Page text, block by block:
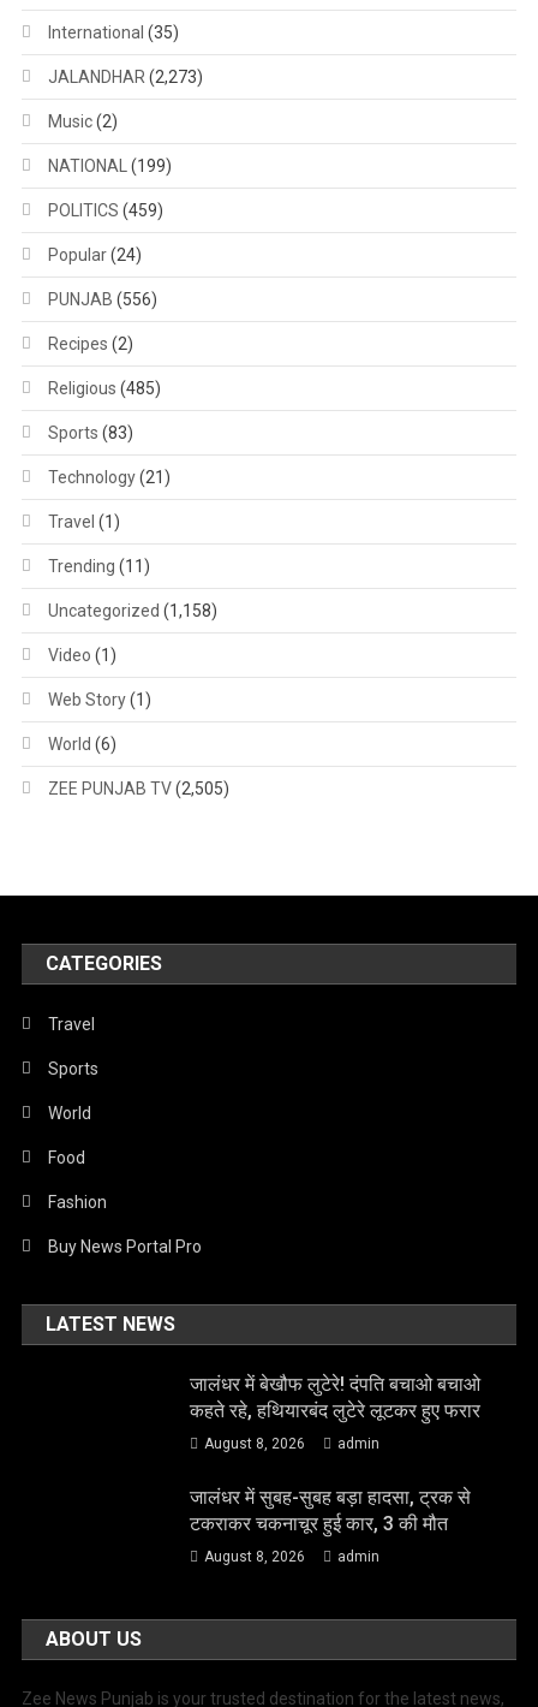
International (35)
JALANDHAR(2,273)
Music(2)
NATIONAL(199)
POLITICS (459)
Popular(24)
PUNJAB (556)
Recipes (2)
Religious (485)
Sports (83)
Technology(21)
Travel (1)
Trending (11)
Uncategorized (1,158)
Video (1)
Web Story(1)
World (6)
ZEE PUNJAB TV(2,505)
CATEGORIES
Travel
Sports
World
Food
Fashion
Buy News Portal Pro
LATEST NEWS
जालंधर में बेखौफ लुटेरे! दंपति बचाओ बचाओ
कहते रहे, हथियारबंद लुटेरे लूटकर हुए फरार
August 8, 2026 admin
जालंधर में सुबह-सुबह बड़ा हादसा, ट्रक से
टकराकर चकनाचूर हुई कार, 3 की मौत
August 8, 2026 admin
ABOUT US
Zee News Punjab is your trusted destination for the latest news,